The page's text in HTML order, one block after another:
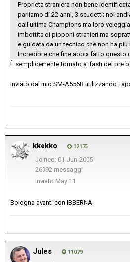
Proprietà straniera non bene
parliamo di 22 anni, 3 scudetti; noi
dall'ultima Champions ma loro
imbottita di pipponi stranieri ma
e guidata da un tecnico che non ha più
Incredibile che fine abbia fatto questo
È semplicemente tornato ai fasti del pre
Inviato dal mio SM-A556B utilizzando
kkekko 12175
Joined: 01-Jun-2005
26992 messaggi
Inviato May 11
Bologna avanti con IBBERNA
Jules 11079